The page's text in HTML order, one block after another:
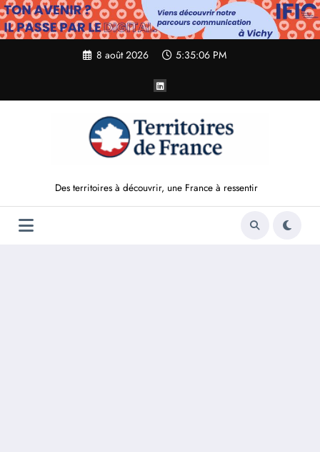
Aller
au
contenu
8 août 2026 5:35:07 PM
Des territoires à découvrir, une France à ressentir